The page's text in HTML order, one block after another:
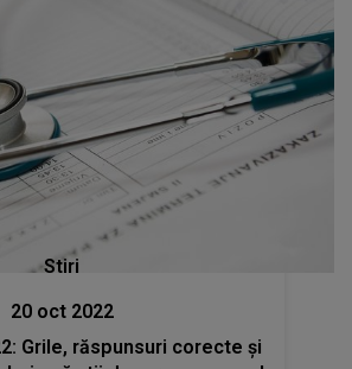
Stiri
20 oct 2022
Grile, răspunsuri corecte și